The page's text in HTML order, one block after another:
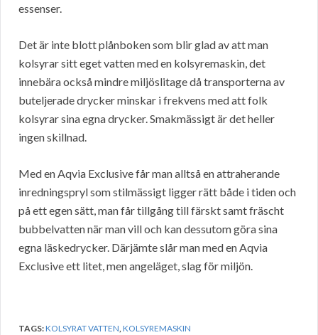
essenser.
Det är inte blott plånboken som blir glad av att man
kolsyrar sitt eget vatten med en kolsyremaskin, det
innebära också mindre miljöslitage då transporterna av
buteljerade drycker minskar i frekvens med att folk
kolsyrar sina egna drycker. Smakmässigt är det heller
ingen skillnad.
Med en Aqvia Exclusive får man alltså en attraherande
inredningspryl som stilmässigt ligger rätt både i tiden och
på ett egen sätt, man får tillgång till färskt samt fräscht
bubbelvatten när man vill och kan dessutom göra sina
egna läskedrycker. Därjämte slår man med en Aqvia
Exclusive ett litet, men angeläget, slag för miljön.
TAGS:KOLSYRAT VATTEN,KOLSYREMASKIN